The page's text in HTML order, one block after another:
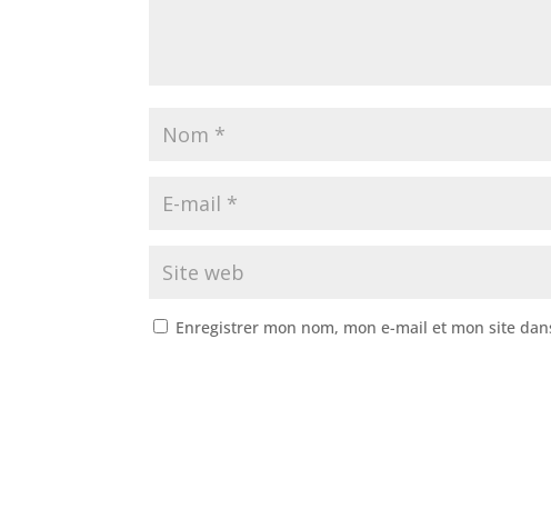
Enregistrer mon nom, mon e-mail et mon site